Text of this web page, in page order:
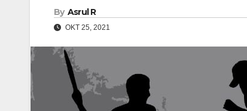
By Asrul R
OKT 25, 2021